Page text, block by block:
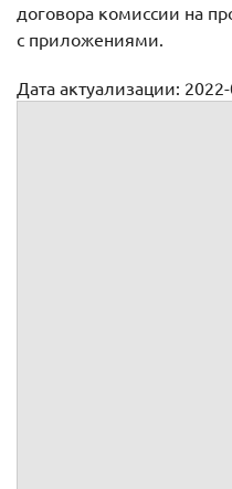
договора комиссии на
с приложениями.
Дата актуализации: